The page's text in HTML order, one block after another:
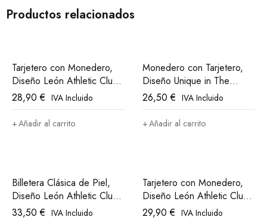
Productos relacionados
Tarjetero con Monedero,
Diseño León Athletic Club
Bilbao
28,90€ IVA Incluido
Añadir al carrito
Monedero con Tarjetero,
Diseño Unique in The
World Athletic Club Bilbao
26,50€ IVA Incluido
Añadir al carrito
Billetera Clásica de Piel,
Diseño León Athletic Club
Bilbao
33,50€ IVA Incluido
Tarjetero con Monedero,
Diseño León Athletic Club
Bilbao
29,90€ IVA Incluido